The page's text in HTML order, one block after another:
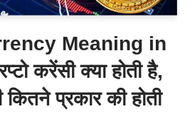
Meaning in
करेंसी क्या होती है,
कितने प्रकार की होती